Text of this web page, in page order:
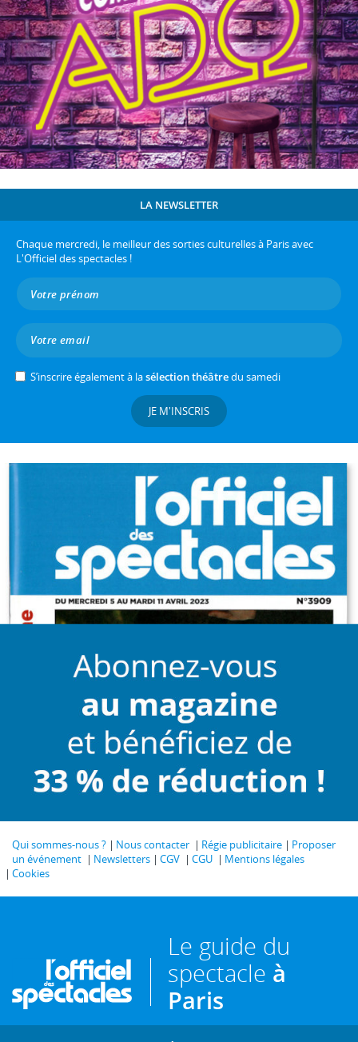
LA NEWSLETTER
Chaque mercredi, le meilleur des sorties culturelles à Paris avec
L'Officiel des spectacles !
S’inscrire également à lasélection théâtredu samedi
JE M'INSCRIS
Qui sommes-nous ? Nous contacter Régie publicitaire
Proposer
un événement
Newsletters CGV CGU
Mentions légales
Cookies
Le guide du
spectacle à
Paris